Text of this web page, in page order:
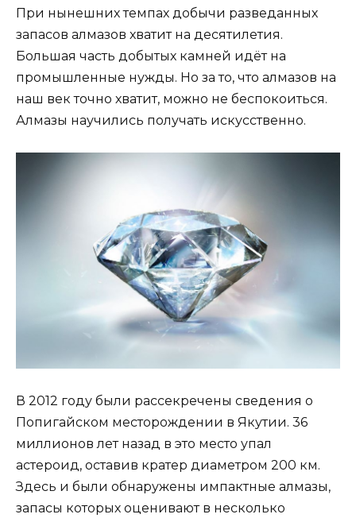
При нынешних темпах добычи разведанных
запасов алмазов хватит на десятилетия.
Большая часть добытых камней идёт на
промышленные нужды. Но за то, что алмазов на
наш век точно хватит, можно не беспокоиться.
Алмазы научились получать искусственно.
В 2012 году были рассекречены сведения о
Попигайском месторождении в Якутии. 36
миллионов лет назад в это место упал
астероид, оставив кратер диаметром 200 км.
Здесь и были обнаружены импактные алмазы,
запасы которых оценивают в несколько